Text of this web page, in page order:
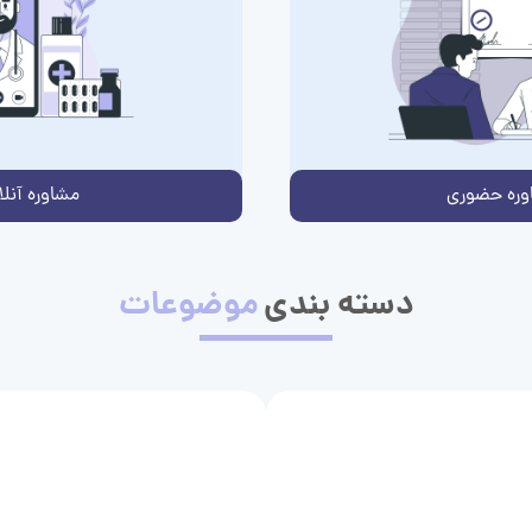
حضوری مشاوره
دسته بندیموضوعات